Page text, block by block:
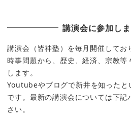
講演会に参加し
講演会（皆神塾）を毎月開催してお
時事問題から、歴史、経済、宗教等
します。
Youtubeやブログで新井を知ったと
です。最新の講演会については下
さい。